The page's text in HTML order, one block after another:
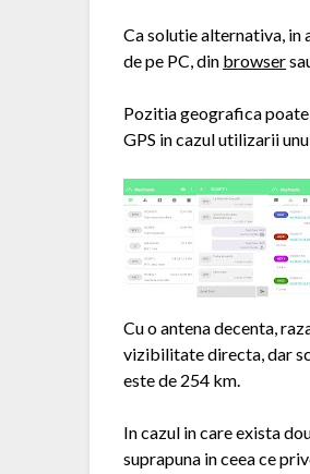
Ca solutie alternativa, in
de pe PC, din browser
Pozitia geografica
GPS in cazul utilizarii
Cu o antena decenta,
vizibilitate directa, dar
este de 254 km.
In cazul in care exista
suprapuna in ceea ce